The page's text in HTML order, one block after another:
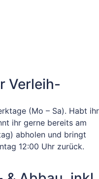
Verleih-
(Mo – Sa). Habt ihr
ihr gerne bereits am
abholen und bringt
12:00 Uhr zurück.